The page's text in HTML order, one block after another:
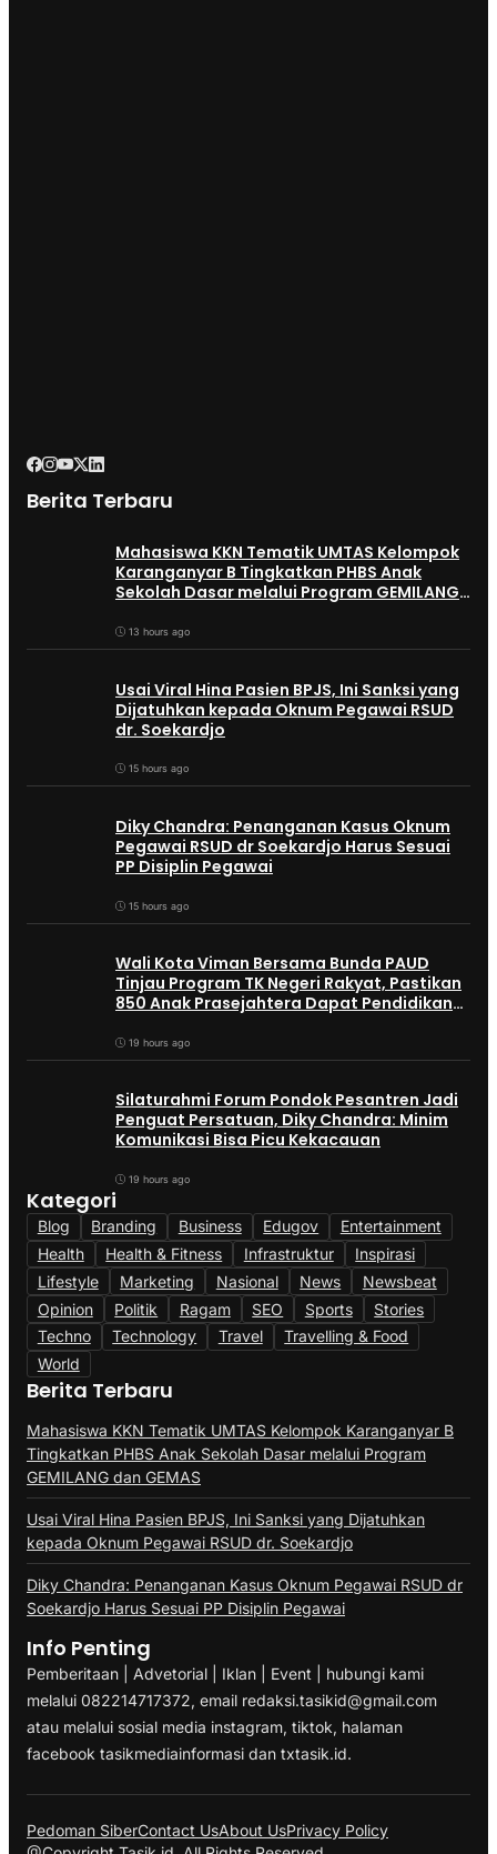
Berita Terbaru
Mahasiswa KKN Tematik UMTAS Kelompok
Karanganyar B Tingkatkan PHBS Anak
Sekolah Dasar melalui Program GEMILANG
13 hours ago
Usai Viral Hina Pasien BPJS, Ini Sanksi yang
Dijatuhkan kepada Oknum Pegawai RSUD
dr. Soekardjo
15 hours ago
Diky Chandra: Penanganan Kasus Oknum
Pegawai RSUD dr Soekardjo Harus Sesuai
PP Disiplin Pegawai
15 hours ago
Wali Kota Viman Bersama Bunda PAUD
Tinjau Program TK Negeri Rakyat, Pastikan
850 Anak Prasejahtera Dapat Pendidikan
19 hours ago
Silaturahmi Forum Pondok Pesantren Jadi
Penguat Persatuan, Diky Chandra: Minim
Komunikasi Bisa Picu Kekacauan
19 hours ago
Kategori
Blog Branding Business Edugov
Entertainment
Health
Health & Fitness Infrastruktur
Inspirasi
Lifestyle
Marketing Nasional News
Newsbeat
Opinion
Politik Ragam SEO Sports
Stories
Techno
Technology Travel
Travelling & Food
World
Berita Terbaru
Mahasiswa KKN Tematik UMTAS Kelompok Karanganyar B
Tingkatkan PHBS Anak Sekolah Dasar melalui Program
GEMILANG dan GEMAS
Usai Viral Hina Pasien BPJS, Ini Sanksi yang Dijatuhkan
kepada Oknum Pegawai RSUD dr. Soekardjo
Diky Chandra: Penanganan Kasus Oknum Pegawai RSUD dr
Soekardjo Harus Sesuai PP Disiplin Pegawai
Info Penting
Pemberitaan | Advetorial | Iklan | Event | hubungi kami
melalui 082214717372, email redaksi.tasikid@gmail.com
atau melalui sosial media instagram, tiktok, halaman
facebook tasikmediainformasi dan txtasik.id.
Pedoman SiberContact UsAbout UsPrivacy Policy